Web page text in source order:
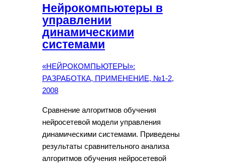
Нейрокомпьютеры в
управлении
динамическими
системами
«НЕЙРОКОМПЬЮТЕРЫ»:
РАЗРАБОТКА, ПРИМЕНЕНИЕ, №1-2,
2008
Сравнение алгоритмов обучения
нейросетевой модели управления
динамическими системами. Приведены
результаты сравнительного анализа
алгоритмов обучения нейросетевой